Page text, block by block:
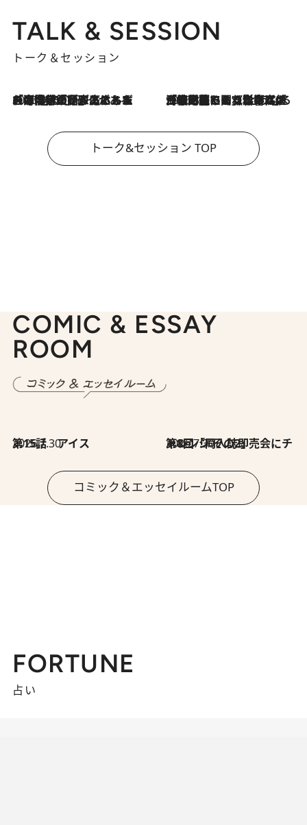
TALK & SESSION
トーク＆セッション
2026.8.3
「今後値上げがあるとすれば…」「リスクがあるのは今年の冬」エネルギー専門家が語る、ホルムズ海峡封鎖が家庭にもたらす“ある心配” 2026.8.3
「住宅建てられない…」「サーチャージ料の高値が続いている」ホルムズ海峡封鎖による影響はいつまで続く？《エネルギー専門家に聞く“どうなる日本の暮らし”》
トーク&セッション TOP
COMIC & ESSAY
ROOM
2026.7.30
第15話 アイス 2026.7.30
第8回「同人誌即売会にチャレンジ その2」
コミック＆エッセイルームTOP
FORTUNE
占い